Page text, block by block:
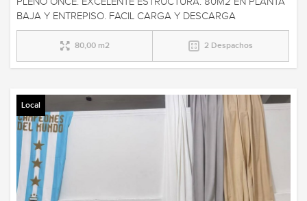
BAJA Y ENTREPISO. FACIL CARGA Y DESCARGA
80,00 m2 2 Despachos
Local